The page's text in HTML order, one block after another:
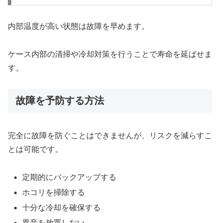
内部温度が高い状態は故障を早めます。
ケース内部の清掃や冷却対策を行うことで寿命を延ばせま
す。
故障を予防する方法
完全に故障を防ぐことはできませんが、リスクを減らすこ
とは可能です。
定期的にバックアップする
ホコリを掃除する
十分な冷却を確保する